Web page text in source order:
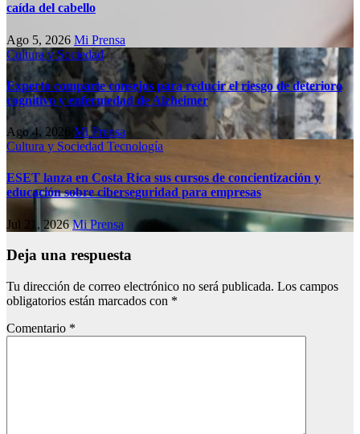
caída del cabello
Ago 5, 2026 Mi Prensa
Cultura y Sociedad
Experto comparte consejos para reducir el riesgo de deterioro
cognitivo у enfermedad de Alzheimer
Ago 4, 2026 Mi Prensa
Cultura y Sociedad Tecnología
ESET lanza en Costa Rica sus cursos de concientización y
educación sobre ciberseguridad para empresas
Jul 21, 2026Mi Prensa
Deja una respuesta
Tu dirección de correo electrónico no será publicada. Los campos
obligatorios están marcados con *
Comentario *